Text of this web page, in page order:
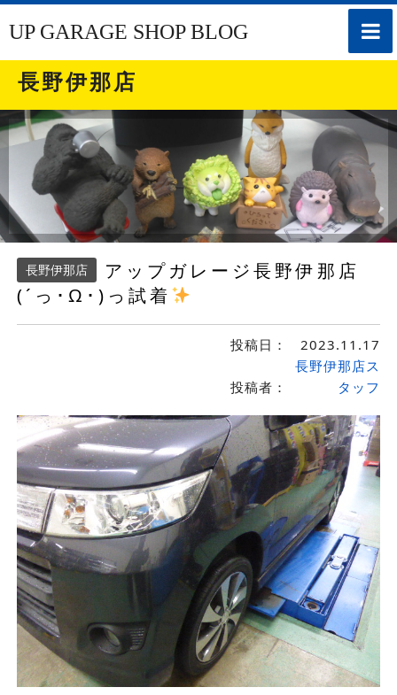
toggle
UP GARAGE SHOP BLOG
長野伊那店
長野伊那店
アップガレージ長野伊那店
(´っ･Ω･)っ試着
投稿日： 2023.11.17
投稿者：
長野伊那店ス
タッフ